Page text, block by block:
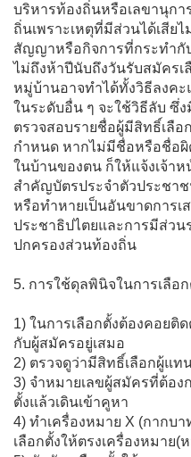
บริหารท้องถิ่นหรือเลขานุก
ถิ่นเพราะเหตุที่มีส่วนได้เสีย
สัญญาหรือกิจการที่กระทำกั
ไม่ถึงห้าปีนับถึงวันรับสมัครเ
หมู่บ้านอาจทำได้ทั้งวิธีลงคะ
ในระดับอื่น ๆ จะใช้วิธีลับ ซึ่
ตรวจสอบรายชื่อผู้มีสิทธิ์เลือ
กำหนด หากไม่มีชื่อหรือชื่อ
ในบ้านของตน ก็ให้แจ้งเจ้า
สำคัญบัตรประจำตัวประชาช
หรือทำหายเป็นอันขาดการเ
ประชาธิปไตยและการมีส่ว
ปกครองส่วนท้องถิ่น
5. การใช้ดุลพินิจในการเลือก
1) ในการเลือกตั้งต้องคอยติ
กับผู้สมัครอยู่เสมอ
2) ตรวจดูว่ามีสิทธิ์เลือกผู้แท
3) จำหมายเลขผู้สมัครที่ต้อง
ตั้งแล้วเดินเข้าคูหา
4) ทำเครื่องหมาย X (กากบ
เลือกตั้งให้ตรงเครื่องหมาย(